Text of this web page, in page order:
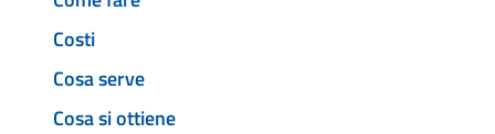
Costi
Cosa serve
Cosa si ottiene